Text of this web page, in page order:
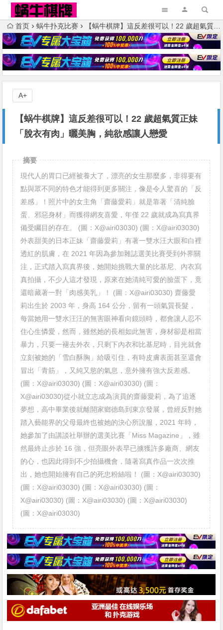
首页 蜗牛扑克比赛 【蜗牛棋牌】這反差很可以！22 歲超氣質正妹「脫衣有肉」曬美胸，純欲感讓人戀愛
【蜗牛棋牌】這反差很可以！22 歲超氣質正妹
「脫衣有肉」曬美胸，純欲感讓人戀愛
A+
摘要
現代人的胃口已經被養大了，漂亮的女生那麼多，非得要有
點與眾不同的特色才能得到更多關注，像是令人驚喜的「反
差感」！照片中的女主角「齋藤愛莉」就是靠著「清純臉
蛋、邪惡身材」而獲得網友喜愛，年僅 22 歲就成為寫真界
備受矚目的存在。 (圖：X@airi03030) (圖：X@airi03030)
外表甜美的日本正妹「齋藤愛莉」有著一雙水汪大眼和白裡
透紅的肌膚，在 2021 年因為參加雜誌選美比賽受到外界關
注，正式踏入寫真界後，她開始挑戰大量的比基尼、內衣寫
真拍攝，不少人這才發現，原來在她清純可愛的臉蛋下，竟
還暗藏著一對「肉感美乳」！ (圖：X@airi03030) 齋藤愛
莉出生於 2003 年，身高 164 公分，留有一頭氣質長髮，
每當她用一雙水汪汪的無害眼神看向鏡頭時，都會讓人忍不
住心生憐愛，然而，雖然她的長相如此無害，身材卻是相當
暴力，只要一褪去外衣，只剩下內衣和比基尼時，目光就會
立刻被她的「雪白酥胸」給吸引住，有時皮膚表面甚至還會
冒出「青筋」，又純又慾的氣息，意外擁有強大反差感。
(圖：X@airi03030) (圖：X@airi03030) (圖：
X@airi03030)從小就立志成為演員的齋藤愛莉，為了追逐
夢想，高中畢業後就離開家鄉德島到東京發展，曾經反對她
踏入藝能界的父母最終也被她的決心所說服，2021 年時，
她參加了由講談社舉辦的選美比賽「Miss Magazine」，雖
然最終止步於 16 強，但亮眼外表早已擄獲許多廠商、網友
的心，也因此得到不少拍攝機會，隨著寫真作品一次次推
出，她也開始擁有自己的死忠粉絲啦！ (圖：X@airi03030)
(圖：X@airi03030) (圖：X@airi03030) (圖：
X@airi03030) (圖：X@airi03030) (圖：X@airi03030)
(圖：X@airi03030)